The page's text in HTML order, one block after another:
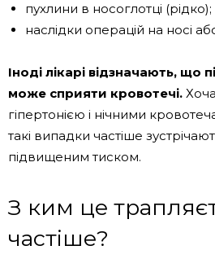
пухлини в носоглотці (рідко);
наслідки операцій на носі
Іноді лікарі відзначають, що
може сприяти кровотечі.
гіпертонією і нічними
такі випадки частіше
підвищеним тиском.
З ким це
частіше?